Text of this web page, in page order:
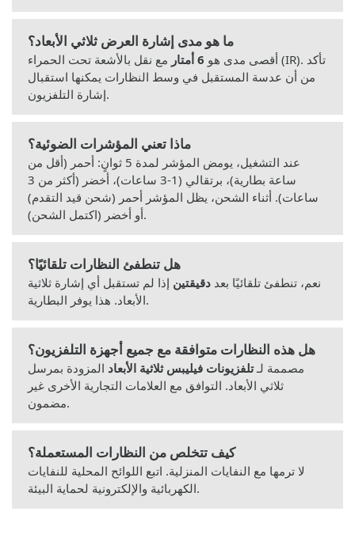
ما هو مدى إشارة العرض ثلاثي الأبعاد؟
أقصى مدى هو 6 أمتار
مع نقل بالأشعة تحت الحمراء (IR). تأكد
من أن عدسة المستقبل في وسط النظارات يمكنها استقبال
إشارة التلفزيون.
ماذا تعني المؤشرات الضوئية؟
عند التشغيل، يومض المؤشر لمدة 5 ثوانٍ: أحمر (أقل من
ساعة بطارية)، برتقالي (1-3 ساعات)، أخضر (أكثر من 3
ساعات). أثناء الشحن، يظل المؤشر أحمر (شحن قيد التقدم)
أو أخضر (اكتمل الشحن).
هل تنطفئ النظارات تلقائيًا؟
نعم، تنطفئ تلقائيًا بعد دقيقتين إذا لم تستقبل أي إشارة ثلاثية
الأبعاد. هذا يوفر البطارية.
هل هذه النظارات متوافقة مع جميع أجهزة التلفزيون؟
مصممة لـتلفزيونات فيليبس ثلاثية الأبعاد المزودة بمرسل
ثلاثي الأبعاد. التوافق مع العلامات التجارية الأخرى غير
مضمون.
كيف تتخلص من النظارات المستعملة؟
لا ترمها مع النفايات المنزلية. اتبع اللوائح المحلية للنفايات
الكهربائية والإلكترونية لحماية البيئة.